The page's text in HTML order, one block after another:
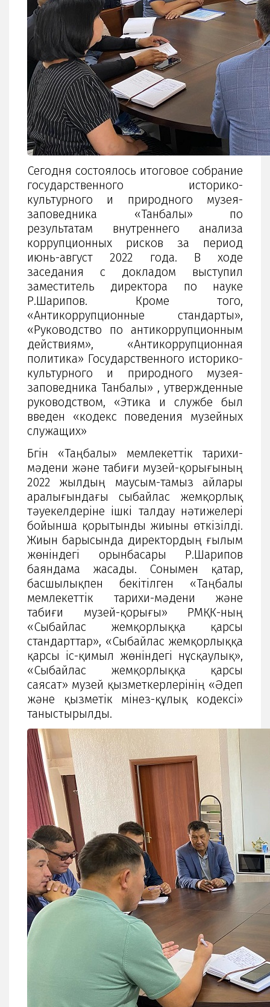
Сегодня состоялось итоговое собрание
государственного историко-
культурного и природного музея-
заповедника «Танбалы» по
результатам внутреннего анализа
коррупционных рисков за период
июнь-август 2022 года. В ходе
заседания с докладом выступил
заместитель директора по науке
Р.Шарипов. Кроме того,
«Антикоррупционные стандарты»,
«Руководство по антикоррупционным
действиям», «Антикоррупционная
политика» Государственного историко-
культурного и природного музея-
заповедника Танбалы» , утвержденные
руководством, «Этика и службе был
введен «кодекс поведения музейных
служащих»
Бүгін «Таңбалы» мемлекеттік тарихи-
мәдени және табиғи музей-қорығының
2022 жылдың маусым-тамыз айлары
аралығындағы сыбайлас жемқорлық
тәуекелдеріне ішкі талдау нәтижелері
бойынша қорытынды жиыны өткізілді.
Жиын барысында директордың ғылым
жөніндегі орынбасары Р.Шарипов
баяндама жасады. Сонымен қатар,
басшылықпен бекітілген «Таңбалы
мемлекеттік тарихи-мәдени және
табиғи музей-қорығы» РМҚК-ның
«Сыбайлас жемқорлыққа қарсы
стандарттар», «Сыбайлас жемқорлыққа
қарсы іс-қимыл жөніндегі нұсқаулық»,
«Сыбайлас жемқорлыққа қарсы
саясат» музей қызметкерлерінің «Әдеп
және қызметік мінез-құлық кодексі»
таныстырылды.